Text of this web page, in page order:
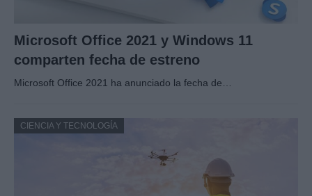
Microsoft Office 2021 y Windows 11
comparten fecha de estreno
Microsoft Office 2021 ha anunciado la fecha de…
CIENCIA Y TECNOLOGÍA